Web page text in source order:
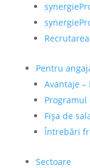
Pentru
Avantaje
Fișa de
Întrebări
Sectoare